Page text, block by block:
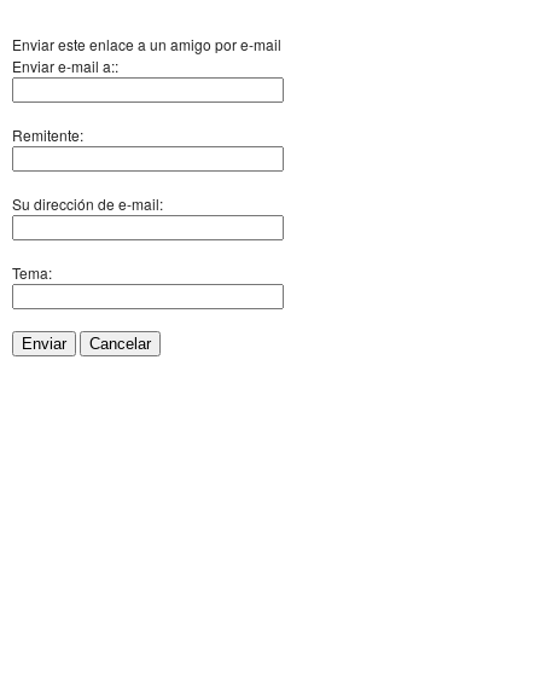
Enviar este enlace a un amigo por e-mail
Enviar e-mail a::
Remitente:
Su dirección de e-mail:
Tema:
Enviar Cancelar